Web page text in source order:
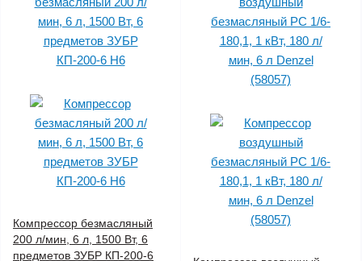
Компрессор безмасляный
200 л/мин, 6 л, 1500 Вт, 6
предметов ЗУБР КП-200-6